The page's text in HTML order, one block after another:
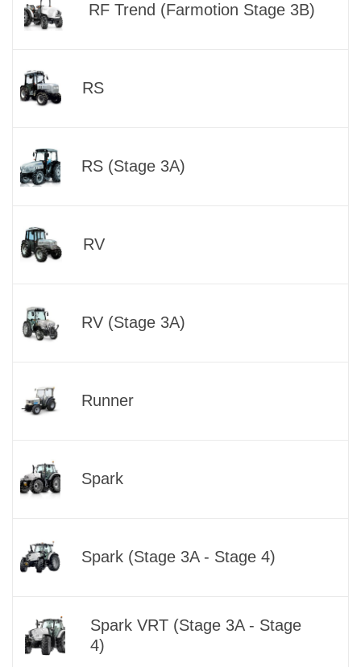
RF Trend (Farmotion Stage 3B)
RS
RS (Stage 3A)
RV
RV (Stage 3A)
Runner
Spark
Spark (Stage 3A - Stage 4)
Spark VRT (Stage 3A - Stage
4)